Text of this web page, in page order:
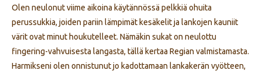
Olen neulonut viime aikoina käytännössä pelkkiä ohuita
perussukkia, joiden pariin lämpimät kesäkelit ja lankojen kauniit
värit ovat minut houkutelleet. Nämäkin sukat on neulottu
fingering-vahvuisesta langasta, tällä kertaa Regian valmistamasta.
Harmikseni olen onnistunut jo kadottamaan lankakerän vyötteen,